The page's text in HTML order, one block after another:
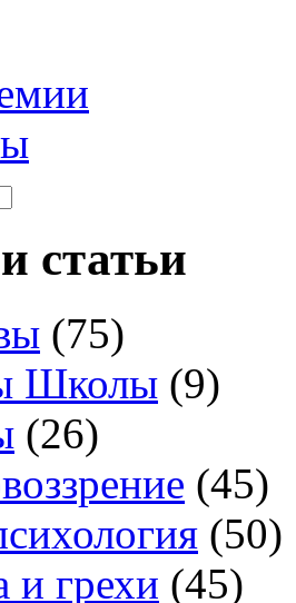
статьи
(75)
Школы (9)
(26)
(45)
(50)
и грехи (45)